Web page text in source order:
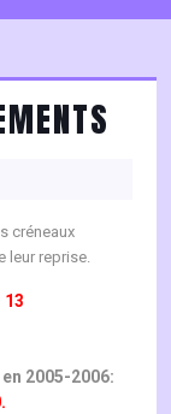
créneaux
leur reprise.
13
2005-2006: